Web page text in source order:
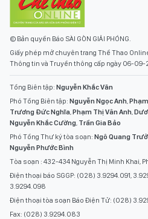
© Bản quyền Báo SÀI GÒN GIẢI PHÓNG.
Giấy phép mở chuyên trang Thể Thao
Thông tin và Truyền thông cấp ngày 06-09-
Tổng Biên tập: Nguyễn Khắc Văn
Phó Tổng Biên tập: Nguyễn Ngọc Anh,
Trương Đức Nghĩa,Phạm Thị Vân Anh,
Nguyễn Khắc Cường, Trần Gia Bảo
Phó Tổng Thư ký tòa soạn: Ngô Quang
Nguyễn Phước Bình
Tòa soạn : 432-434 Nguyễn Thị Minh Khai,
Điện thoại báo SGGP: (028) 3.9294.091,
3.9294.098
Điện thoại tòa soạn Báo Điện Tử: (028)
Fax: (028) 3.9294.083